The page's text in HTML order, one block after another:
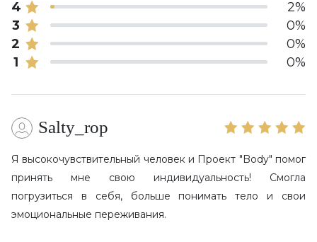
4
2%
3
0%
2
0%
1
0%
Salty_rop
Я высокочувствительный человек и Проект "Body" помог
принять мне свою индивидуальность! Смогла
погрузиться в себя, больше понимать тело и свои
эмоциональные переживания.
Статьи
Книги
Отзывы
Команда
Помощь